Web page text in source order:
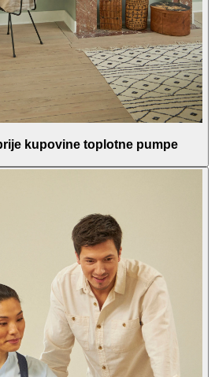
kupovine toplotne pumpe